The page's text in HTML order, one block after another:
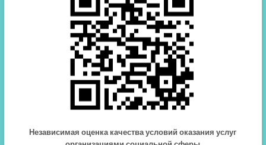
Независимая оценка качества условий оказания услуг